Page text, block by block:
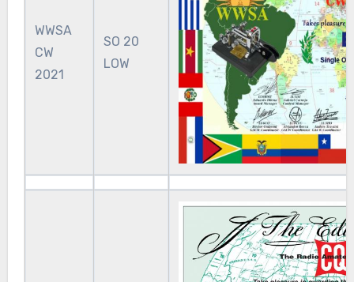
WWSA
CW
2021
SO 20
LOW